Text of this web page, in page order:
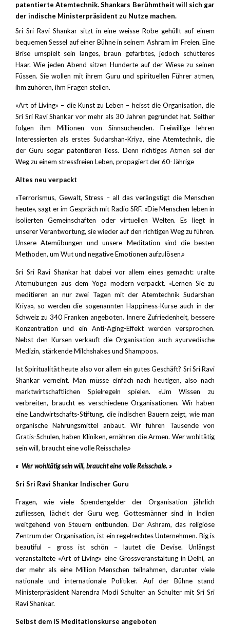
patentierte Atemtechnik. Shankars Berühmtheit will sich gar
der indische Ministerpräsident zu Nutze machen.
Sri Sri Ravi Shankar sitzt in eine weisse Robe gehüllt auf einem
bequemen Sessel auf einer Bühne in seinem Ashram im Freien. Eine
Brise umspielt sein langes, braun gefärbtes, jedoch schütteres
Haar. Wie jeden Abend sitzen Hunderte auf der Wiese zu seinen
Füssen. Sie wollen mit ihrem Guru und spirituellen Führer atmen,
ihm zuhören, ihm Fragen stellen.
«Art of Living» – die Kunst zu Leben – heisst die Organisation, die
Sri Sri Ravi Shankar vor mehr als 30 Jahren gegründet hat. Seither
folgen ihm Millionen von Sinnsuchenden. Freiwillige lehren
Interessierten als erstes Sudarshan-Kriya, eine Atemtechnik, die
der Guru sogar patentieren liess. Denn richtiges Atmen sei der
Weg zu einem stressfreien Leben, propagiert der 60-Jährige
Altes neu verpackt
«Terrorismus, Gewalt, Stress – all das verängstigt die Menschen
heute», sagt er im Gespräch mit Radio SRF. «Die Menschen leben in
isolierten Gemeinschaften oder virtuellen Welten. Es liegt in
unserer Verantwortung, sie wieder auf den richtigen Weg zu führen.
Unsere Atemübungen und unsere Meditation sind die besten
Methoden, um Wut und negative Emotionen aufzulösen.»
Sri Sri Ravi Shankar hat dabei vor allem eines gemacht: uralte
Atemübungen aus dem Yoga modern verpackt. «Lernen Sie zu
meditieren an nur zwei Tagen mit der Atemtechnik Sudarshan
Kriya», so werden die sogenannten Happiness-Kurse auch in der
Schweiz zu 340 Franken angeboten. Innere Zufriedenheit, bessere
Konzentration und ein Anti-Aging-Effekt werden versprochen.
Nebst den Kursen verkauft die Organisation auch ayurvedische
Medizin, stärkende Milchshakes und Shampoos.
Ist Spiritualität heute also vor allem ein gutes Geschäft? Sri Sri Ravi
Shankar verneint. Man müsse einfach nach heutigen, also nach
marktwirtschaftlichen Spielregeln spielen. «Um Wissen zu
verbreiten, braucht es verschiedene Organisationen. Wir haben
eine Landwirtschafts-Stiftung, die indischen Bauern zeigt, wie man
organische Nahrungsmittel anbaut. Wir führen Tausende von
Gratis-Schulen, haben Kliniken, ernähren die Armen. Wer wohltätig
sein will, braucht eine volle Reisschale.»
« Wer wohltätig sein will, braucht eine volle Reisschale. »
Sri Sri Ravi Shankar Indischer Guru
Fragen, wie viele Spendengelder der Organisation jährlich
zufliessen, lächelt der Guru weg. Gottesmänner sind in Indien
weitgehend von Steuern entbunden. Der Ashram, das religiöse
Zentrum der Organisation, ist ein regelrechtes Unternehmen. Big is
beautiful – gross ist schön – lautet die Devise. Unlängst
veranstaltete «Art of Living» eine Grossveranstaltung in Delhi, an
der mehr als eine Million Menschen teilnahmen, darunter viele
nationale und internationale Politiker. Auf der Bühne stand
Ministerpräsident Narendra Modi Schulter an Schulter mit Sri Sri
Ravi Shankar.
Selbst dem IS Meditationskurse angeboten